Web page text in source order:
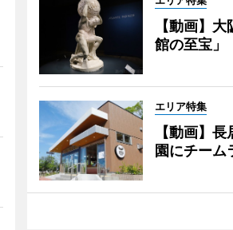
【動画】
館の至宝
エリア特集
【動画】
園にチーム